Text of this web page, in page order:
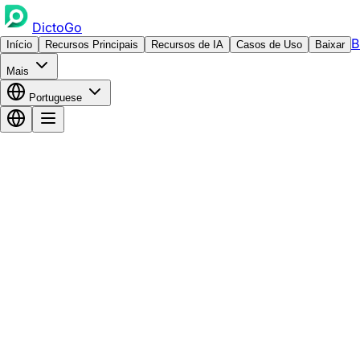
DictoGo
Início Recursos Principais Recursos de IA Casos de Uso Baixar
Mais
Portuguese